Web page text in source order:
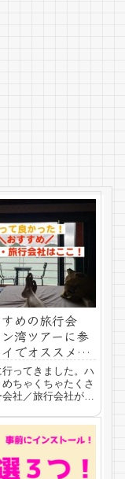
すめの旅行会
湾ツアーに参
でオススメの
ここ！
ってきました。ハ
ちゃくちゃたくさ
社／旅行会社があ
スメの旅行会社を
。ハノイのおすすめ
バリこちら！値段も
のすごく良かったの
がいい...